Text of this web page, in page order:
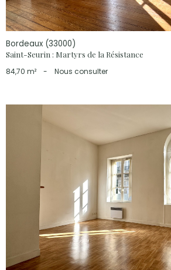
Bordeaux (33000)
Saint-Seurin : Martyrs de la Résistance
84,70 m² - Nous consulter
voir le
bien